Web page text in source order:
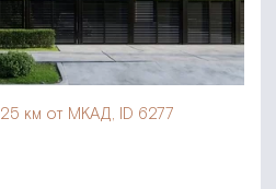
25 км от МКАД, ID 6277